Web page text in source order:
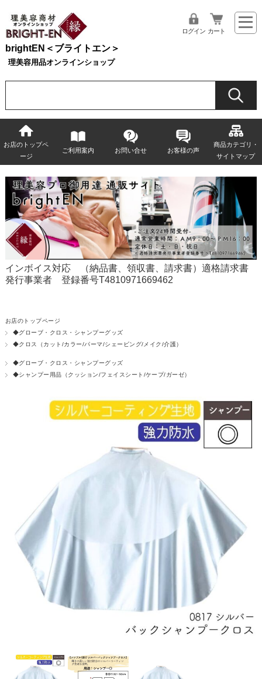
brightEN＜ブライトエン＞
理美容用品オンラインショップ
ログイン カート
お店のトップペ
ージ
ご利用案内 お問い合せ お客様の声
商品カテゴリ・
サイトマップ
インボイス対応 （納品書、領収書、請求書）適格請求書
発行事業者 登録番号T4810971669462
お店のトップページ
◆グローブ・クロス・シャンプーグッズ
◆クロス（カット/カラー/パーマ/シェービング/メイク/介護）
◆グローブ・クロス・シャンプーグッズ
◆シャンプー用品（クッション/フェイスシート/ケープ/ガーゼ）